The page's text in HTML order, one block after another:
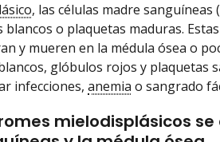
, las células madre sanguíneas
o plaquetas maduras.
y mueren en la médula ósea o
glóbulos rojos y plaquetas
infecciones, anemia o sangrado
mielodisplásicos